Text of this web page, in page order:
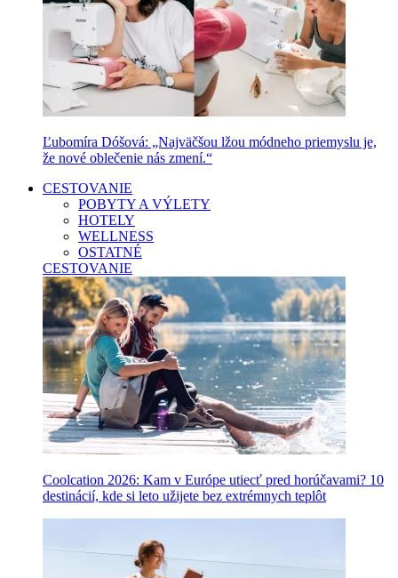
Ľubomíra Dóšová: „Najväčšou lžou módneho priemyslu je,
že nové oblečenie nás zmení.“
CESTOVANIE
POBYTY A VÝLETY
HOTELY
WELLNESS
OSTATNÉ
CESTOVANIE
Coolcation 2026: Kam v Európe utiecť pred horúčavami? 10
destinácií, kde si leto užijete bez extrémnych teplôt